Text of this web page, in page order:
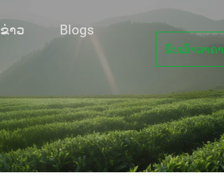
ຂ່າວ Blogs
ຮັບເອົາລາຄາ